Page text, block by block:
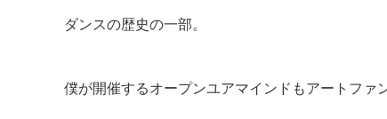
ダンスの歴史の一部。
僕が開催するオープンユアマインドもアートファ